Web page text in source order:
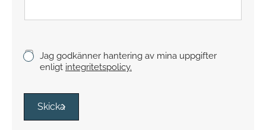
y
e
K
s
r
Jag godkänner hantering av mina uppgifter
enligt integritetspolicy.
Skicka